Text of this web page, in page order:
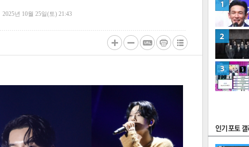
2025년 10월 25일(토) 21:43